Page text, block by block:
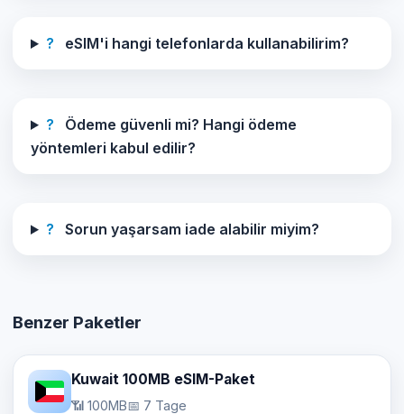
? eSIM'i hangi telefonlarda kullanabilirim?
?
Ödeme güvenli mi? Hangi ödeme
yöntemleri kabul edilir?
? Sorun yaşarsam iade alabilir miyim?
Benzer Paketler
Kuwait 100MB eSIM-Paket
📶 100MB📅 7 Tage